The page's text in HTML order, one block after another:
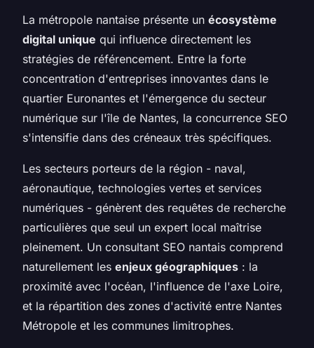
La métropole nantaise présente un écosystème
digital unique qui influence directement les
stratégies de référencement. Entre la forte
concentration d'entreprises innovantes dans le
quartier Euronantes et l'émergence du secteur
numérique sur l'île de Nantes, la concurrence SEO
s'intensifie dans des créneaux très spécifiques.
Les secteurs porteurs de la région - naval,
aéronautique, technologies vertes et services
numériques - génèrent des requêtes de recherche
particulières que seul un expert local maîtrise
pleinement. Un consultant SEO nantais comprend
naturellement les enjeux géographiques : la
proximité avec l'océan, l'influence de l'axe Loire,
et la répartition des zones d'activité entre Nantes
Métropole et les communes limitrophes.